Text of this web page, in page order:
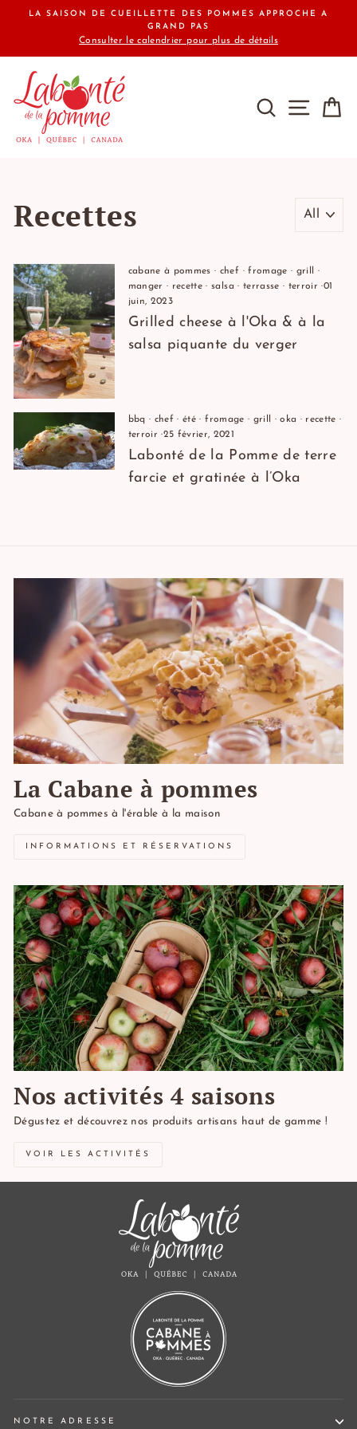
Passer
LA SAISON DE CUEILLETTE DES POMMES APPROCHE A
GRAND PAS
Consulter le calendrier pour plus de détails
Recettes
cabane à pommes · chef ·fromage · grill
·
manger · recette ·salsa · terrasse · terroir ·01
juin, 2023
Grilled cheese à l'Oka & à la
salsa piquante du verger
bbq · chef ·été ·fromage · grill ·oka · recette ·
terroir ·25 février, 2021
Labonté de la Pomme de terre
farcie et gratinée à l’Oka
La Cabane à pommes
Cabane à pommes à l'érable à la maison
INFORMATIONS ET RÉSERVATIONS
Nos activités 4 saisons
Dégustez et découvrez nos produits artisans haut de gamme !
VOIR LES ACTIVITÉS
NOTRE ADRESSE